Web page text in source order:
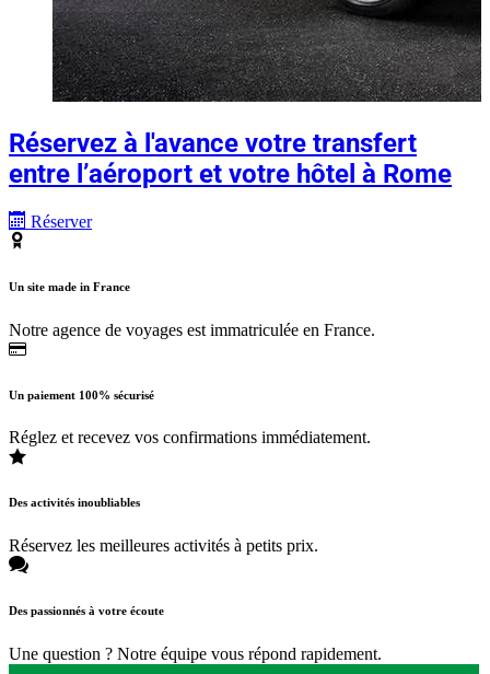
Réservez à l'avance votre transfert
entre l’aéroport et votre hôtel à Rome
Réserver
Un site made in France
Notre agence de voyages est immatriculée en France.
Un paiement 100% sécurisé
Réglez et recevez vos confirmations immédiatement.
Des activités inoubliables
Réservez les meilleures activités à petits prix.
Des passionnés à votre écoute
Une question ? Notre équipe vous répond rapidement.